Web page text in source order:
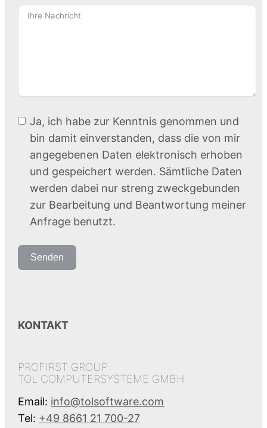
Ja, ich habe zur Kenntnis genommen und
bin damit einverstanden, dass die von mir
angegebenen Daten elektronisch erhoben
und gespeichert werden. Sämtliche Daten
werden dabei nur streng zweckgebunden
zur Bearbeitung und Beantwortung meiner
Anfrage benutzt.
Senden
KONTAKT
PROFIRST GROUP
TOL COMPUTERSYSTEME GMBH
Email: info@tolsoftware.com
Tel: +49 8661 21 700-27